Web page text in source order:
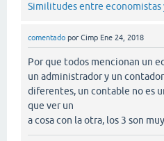
Similitudes entre economistas
comentado por Cimp Ene 24, 2018
Por que todos mencionan un
un administrador y un
diferentes, un contable no es
que ver un
a cosa con la otra, los 3 son